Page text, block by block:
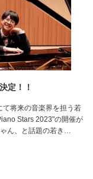
定！！
将来の音楽界を担う若
Stars 2023"の開催が
ん、と話題の若き…